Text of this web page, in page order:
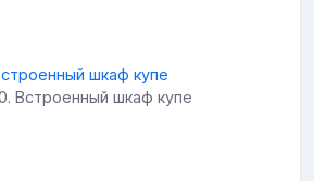
Встроенный шкаф купе